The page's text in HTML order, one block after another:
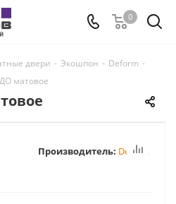
0
двери - Экошпон - Deform -
ДО матовое
Производитель: Deform